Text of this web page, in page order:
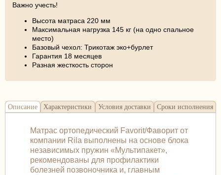
Важно учесть!
Высота матраса 220 мм
Максимальная нагрузка 145 кг (на одно спальное
место)
Базовый чехол: Трикотаж эко+бурлет
Гарантия 18 месяцев
Разная жесткость сторон
Описание Характеристики Условия доставки Сроки исполнения
Матрас ортопедический Favorit/Фаворит от
компании Rila выполнены на основе блока
независимых пружин «Мультипакет»,
рекомендованы для профилактики
болезней позвоночника и, главным